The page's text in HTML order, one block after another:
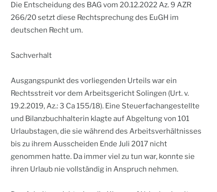
Die Entscheidung des BAG vom 20.12.2022 Az. 9 AZR
266/20 setzt diese Rechtsprechung des EuGH im
deutschen Recht um.
Sachverhalt
Ausgangspunkt des vorliegenden Urteils war ein
Rechtsstreit vor dem Arbeitsgericht Solingen (Urt. v.
19.2.2019, Az.: 3 Ca 155/18). Eine Steuerfachangestellte
und Bilanzbuchhalterin klagte auf Abgeltung von 101
Urlaubstagen, die sie während des Arbeitsverhältnisses
bis zu ihrem Ausscheiden Ende Juli 2017 nicht
genommen hatte. Da immer viel zu tun war, konnte sie
ihren Urlaub nie vollständig in Anspruch nehmen.